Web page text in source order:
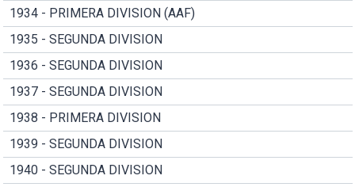
1934 - PRIMERA DIVISION (AAF)
1935 - SEGUNDA DIVISION
1936 - SEGUNDA DIVISION
1937 - SEGUNDA DIVISION
1938 - PRIMERA DIVISION
1939 - SEGUNDA DIVISION
1940 - SEGUNDA DIVISION